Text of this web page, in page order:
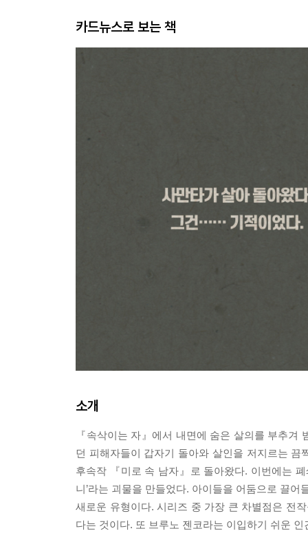
카드뉴스로 보는 책
소개
『속삭이는 자』에서 내면에 숨은 살의를 부추겨
던 피해자들이 갑자기 돌아와 살인을 저지르는
후속작 『미로 속 남자』로 돌아왔다. 이번에는
니’라는 괴물을 만들었다. 아이들을 어둠으로 끌어
새로운 유형이다. 시리즈 중 가장 큰 차별점은 전
다는 것이다. 또 브루노 젠코라는 이입하기 쉬운